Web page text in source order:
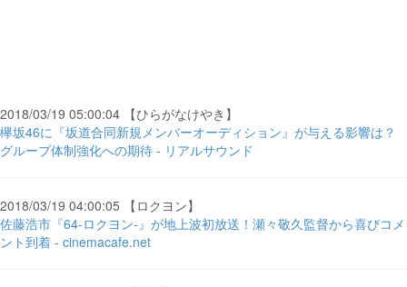
2018/03/19 05:00:04 【ひらがなけやき】
欅坂46に『坂道合同新規メンバーオーディション』が与える影響は？
グループ体制強化への期待 - リアルサウンド
2018/03/19 04:00:05 【ロクヨン】
佐藤浩市『64-ロクヨン-』が地上波初放送！瀬々敬久監督から喜びコメ
ント到着 - cinemacafe.net